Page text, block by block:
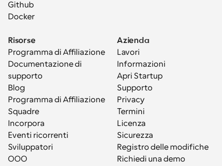
Github
Docker
Risorse
Programma di Affiliazione
Documentazione di
supporto
Blog
Programma di Affiliazione
Squadre
Incorpora
Eventi ricorrenti
Sviluppatori
OOO
Azienda
Lavori
Informazioni
Apri Startup
Supporto
Privacy
Termini
Licenza
Sicurezza
Registro delle modifiche
Richiedi una demo